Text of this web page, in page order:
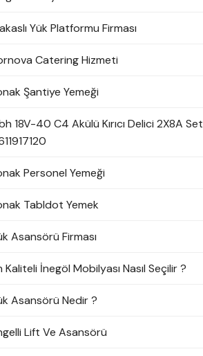
Yük Platformu Firması
Catering Hizmeti
Şantiye Yemeği
18V-40 C4 Akülü Kırıcı Delici 2X8A Set
Personel Yemeği
Tabldot Yemek
Asansörü Firması
Kaliteli İnegöl Mobilyası Nasıl Seçilir ?
Asansörü Nedir ?
Lift Ve Asansörü